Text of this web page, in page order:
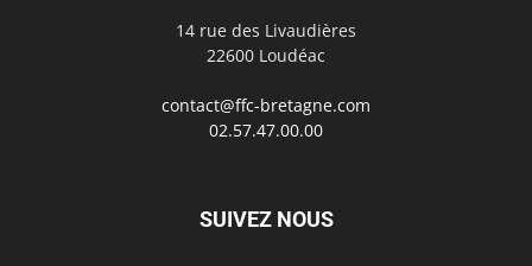
14 rue des Livaudières
22600 Loudéac
contact@ffc-bretagne.com
02.57.47.00.00
SUIVEZ NOUS